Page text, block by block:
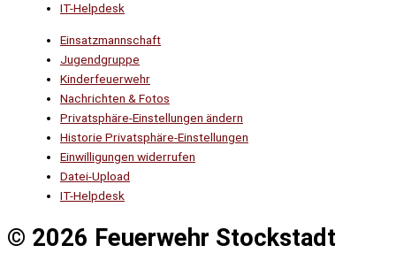
IT-Helpdesk
Einsatzmannschaft
Jugendgruppe
Kinderfeuerwehr
Nachrichten & Fotos
Privatsphäre-Einstellungen ändern
Historie Privatsphäre-Einstellungen
Einwilligungen widerrufen
Datei-Upload
IT-Helpdesk
© 2026 Feuerwehr Stockstadt